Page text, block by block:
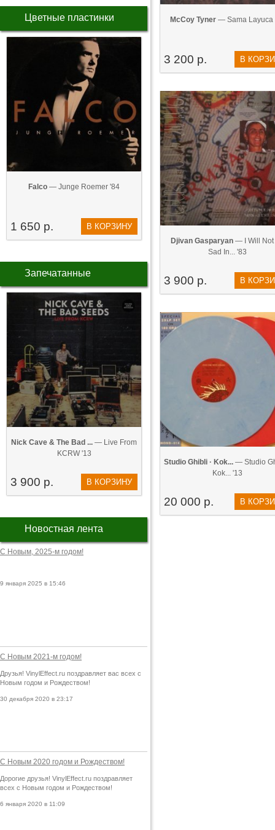
Цветные пластинки
Falco — Junge Roemer '84
1 650 р. В КОРЗИНУ
Запечатанные
Nick Cave & The Bad ... — Live From
KCRW '13
3 900 р. В КОРЗИНУ
Новостная лента
С Новым, 2025-м годом!
9 января 2025 в 15:46
С Новым 2021-м годом!
Друзья! VinylEffect.ru поздравляет вас всех с
Новым годом и Рождеством!
30 декабря 2020 в 23:17
С Новым 2020 годом и Рождеством!
Дорогие друзья! VinylEffect.ru поздравляет
всех с Новым годом и Рождеством!
6 января 2020 в 11:09
McCoy Tyner — Sama Layuca
3 200 р. В
Djivan Gasparyan— I Will Not
Sad In... '83
3 900 р. В
Studio Ghibli · Kok...— Studio
Kok... '13
20 000 р. В